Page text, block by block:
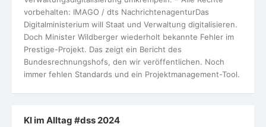
vorbehalten: IMAGO / dts NachrichtenagenturDas
Digitalministerium will Staat und Verwaltung digitalisieren.
Doch Minister Wildberger wiederholt bekannte Fehler im
Prestige-Projekt. Das zeigt ein Bericht des
Bundesrechnungshofs, den wir veröffentlichen. Noch
immer fehlen Standards und ein Projektmanagement-Tool.
KI im Alltag #dss 2024